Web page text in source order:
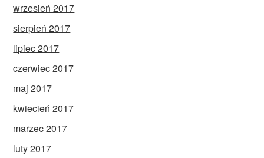
wrzesień 2017
sierpień 2017
lipiec 2017
czerwiec 2017
maj 2017
kwiecień 2017
marzec 2017
luty 2017